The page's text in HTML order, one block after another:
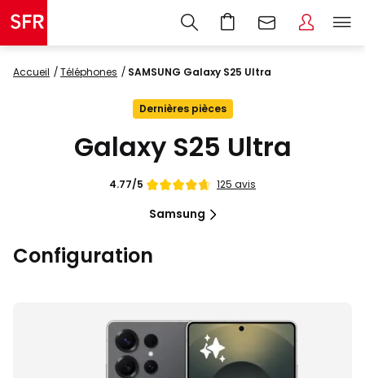
Accueil Téléphones SAMSUNG Galaxy S25 Ultra
Dernières pièces
Galaxy S25 Ultra
Note
4.77/5 125 avis
Samsung
Configuration
Images
du
produit